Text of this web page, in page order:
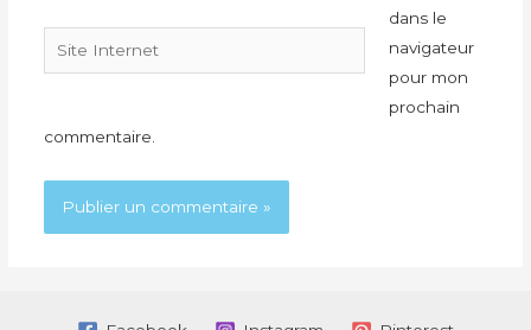
Site
Internet
dans le
navigateur
pour mon
prochain
commentaire.